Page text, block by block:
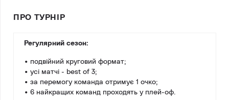
ПРО ТУРНІР
Регулярний сезон:
• подвійний круговий формат;
• усі матчі - best of 3;
• за перемогу команда отримує 1 очко;
• 6 найкращих команд проходять у плей-оф.